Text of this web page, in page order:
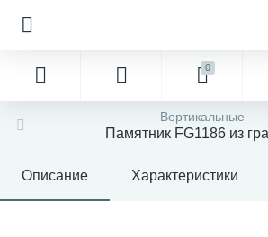
0
Вертикальные
Памятник FG1186 из
Описание Характеристики